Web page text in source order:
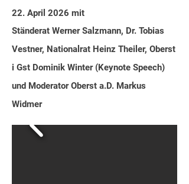
22. April 2026 mit
Ständerat Werner Salzmann, Dr. Tobias
Vestner, Nationalrat Heinz Theiler, Oberst
i Gst Dominik Winter (Keynote Speech)
und Moderator Oberst a.D. Markus
Widmer